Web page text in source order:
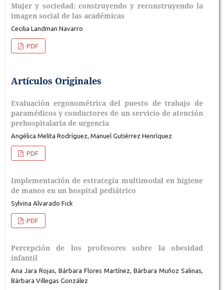
Mujer y sociedad: construyendo y reconstruyendo la
imagen social de las académicas
Cecilia Landman Navarro
PDF
Artículos Originales
Evaluación ergonométrica del puesto de trabajo de
paramédicos y conductores de un servicio de atención
prehospitalaria de urgencia
Angélica Melita Rodríguez, Manuel Gutiérrez Henríquez
PDF
Implementación de estrategia multimodal en higiene
de manos en un hospital pediátrico
Sylvina Alvarado Fick
PDF
Percepción de los profesores sobre la obesidad
infantil
Ana Jara Rojas, Bárbara Flores Martínez, Bárbara Muñoz Salinas,
Bárbara Villegas González